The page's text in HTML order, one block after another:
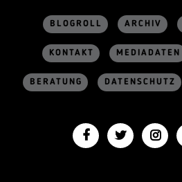
BLOGROLL ARCHIV
KONTAKT MEDIADATEN
BERATUNG DATENSCHUTZ